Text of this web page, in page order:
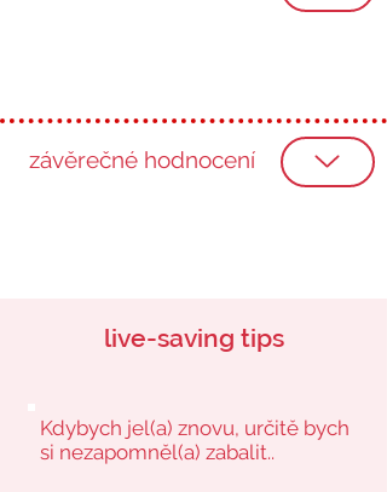
závěrečné hodnocení
live-saving tips
Kdybych jel(a) znovu, určitě bych
si nezapomněl(a) zabalit..